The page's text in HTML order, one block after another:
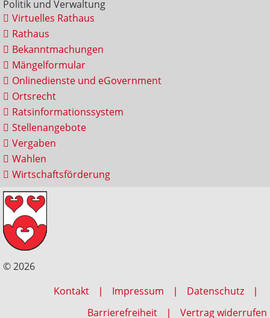
Politik und Verwaltung
Virtuelles Rathaus
Rathaus
Bekanntmachungen
Mängelformular
Onlinedienste und eGovernment
Ortsrecht
Ratsinformationssystem
Stellenangebote
Vergaben
Wahlen
Wirtschaftsförderung
© 2026
Kontakt
Impressum
Datenschutz
Barrierefreiheit
Vertrag widerrufen